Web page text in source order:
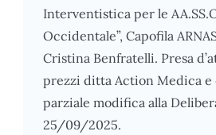
Interventistica per le
Occidentale”, Capofila
Cristina Benfratelli. Presa
prezzi ditta Action Medica e
parziale modifica alla
25/09/2025.